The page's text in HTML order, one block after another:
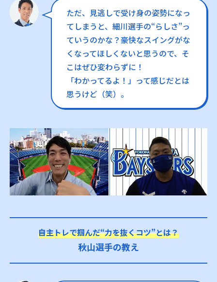
ただ、見逃しで受け身の姿勢になっ
てしまうと、細川選手の“らしさ”っ
ていうのかな？豪快なスイングがな
くなってほしくないと思うので、そ
こはぜひ変わらずに！
「わかってるよ！」って感じだとは
思うけど（笑）。
自主トレで掴んだ“力を抜くコツ”とは？
秋山選手の教え